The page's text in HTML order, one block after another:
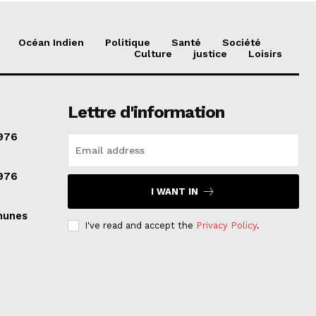
Océan Indien Politique Santé
Société
Culture
justice Loisirs
Lettre d'information
I WANT IN
I've read and accept the Privacy Policy.